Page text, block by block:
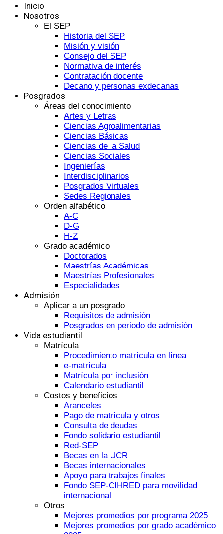
Inicio
Nosotros
El SEP
Historia del SEP
Misión y visión
Consejo del SEP
Normativa de interés
Contratación docente
Decano y personas exdecanas
Posgrados
Áreas del conocimiento
Artes y Letras
Ciencias Agroalimentarias
Ciencias Básicas
Ciencias de la Salud
Ciencias Sociales
Ingenierías
Interdisciplinarios
Posgrados Virtuales
Sedes Regionales
Orden alfabético
A-C
D-G
H-Z
Grado académico
Doctorados
Maestrías Académicas
Maestrías Profesionales
Especialidades
Admisión
Aplicar a un posgrado
Requisitos de admisión
Posgrados en periodo de admisión
Vida estudiantil
Matrícula
Procedimiento matrícula en línea
e-matrícula
Matrícula por inclusión
Calendario estudiantil
Costos y beneficios
Aranceles
Pago de matrícula y otros
Consulta de deudas
Fondo solidario estudiantil
Red-SEP
Becas en la UCR
Becas internacionales
Apoyo para trabajos finales
Fondo SEP-CIHRED para movilidad
internacional
Otros
Mejores promedios por programa 2025
Mejores promedios por grado académico